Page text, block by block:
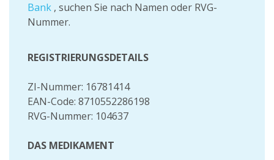
Bank , suchen Sie nach Namen oder RVG-
Nummer.
REGISTRIERUNGSDETAILS
ZI-Nummer: 16781414
EAN-Code: 8710552286198
RVG-Nummer: 104637
DAS MEDIKAMENT